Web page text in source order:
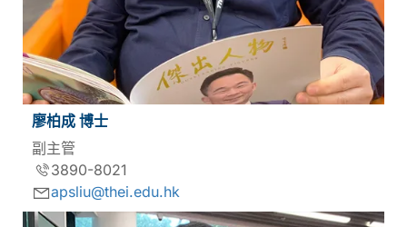
廖柏成 博士
副主管
3890-8021
apsliu@thei.edu.hk